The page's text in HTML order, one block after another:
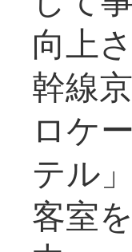
向上
幹線
ロケ
テル
客室